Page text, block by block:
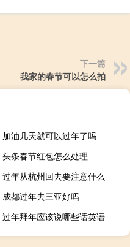
下一篇
我家的春节可以怎么拍
加油几天就可以过年了吗
头条春节红包怎么处理
过年从杭州回去要注意什么
成都过年去三亚好吗
过年拜年应该说哪些话英语